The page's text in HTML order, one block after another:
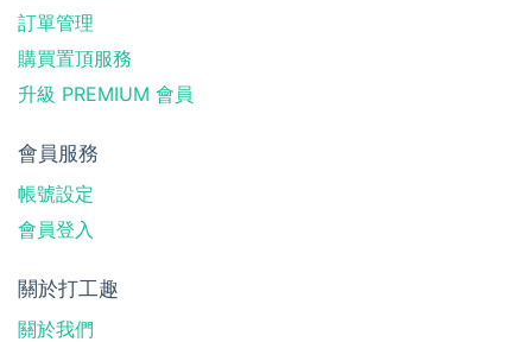
訂單管理
購買置頂服務
升級 PREMIUM 會員
會員服務
帳號設定
會員登入
關於打工趣
關於我們